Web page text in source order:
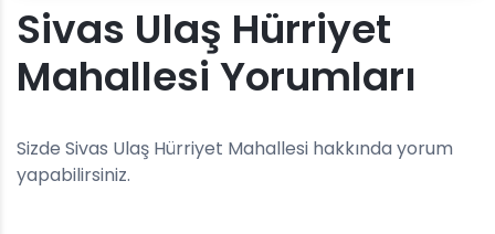
Sivas Ulaş Hürriyet
Mahallesi Yorumları
Sizde Sivas Ulaş Hürriyet Mahallesi hakkında yorum
yapabilirsiniz.